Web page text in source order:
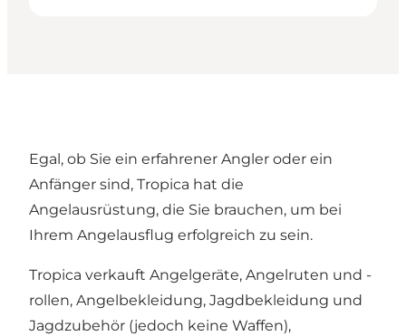
Egal, ob Sie ein erfahrener Angler oder ein
Anfänger sind, Tropica hat die
Angelausrüstung, die Sie brauchen, um bei
Ihrem Angelausflug erfolgreich zu sein.
Tropica verkauft Angelgeräte, Angelruten und -
rollen, Angelbekleidung, Jagdbekleidung und
Jagdzubehör (jedoch keine Waffen),